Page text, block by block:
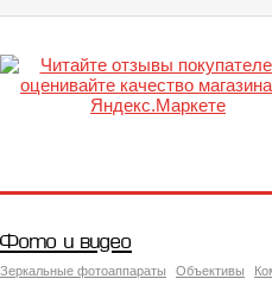
Фото и видео
Зеркальные фотоаппараты Объективы